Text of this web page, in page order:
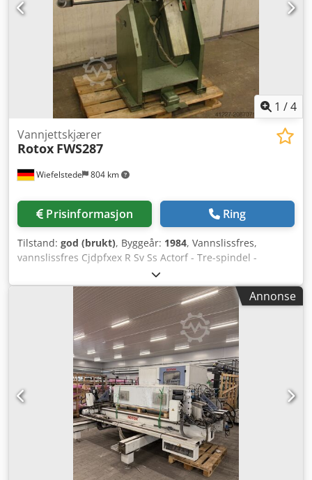
1 /4
Wiefelstede 804 km
Vannjettskjærer
Rotox FWS287
Prisinformasjon Ring
Tilstand: god (brukt), Byggeår: 1984, Vannslissfres,
vannslissfres Cjdpfxex R Sv Ss Actorf - Tre-spindel -
Elektropneumatisk styring - Pneumatisk emnespenning -
Finjustering via spindler og håndhjul
Annonse